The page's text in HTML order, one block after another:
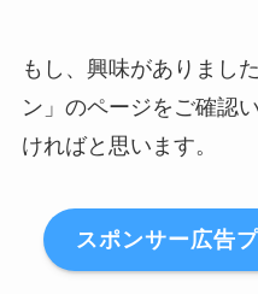
もし、興味がありまし
ン」のページをご確認
ければと思います。
スポンサー広告